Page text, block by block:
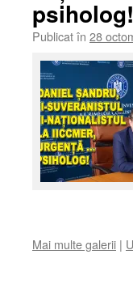
psiholog!
Publicat în 28
Mai multe galerii |